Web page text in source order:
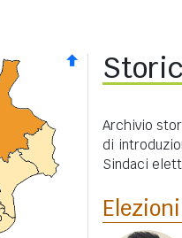
Archivio
di
Sindaci